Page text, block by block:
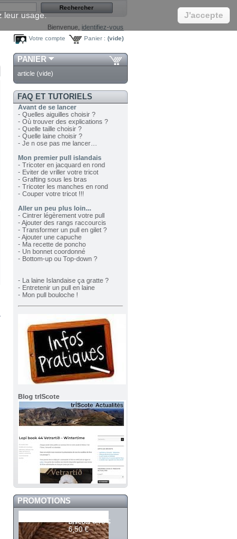
Bienvenue, identifiez-vous
Panier : (vide)
Votre compte
PANIER
article (vide)
FAQ ET TUTORIELS
Avant de se lancer
- Quelles aiguilles choisir ?
- Où trouver des explications ?
- Quelle taille choisir ?
- Quelle laine choisir ?
- Je n ose pas me lancer…
Mon premier pull islandais
- Tricoter en jacquard en rond
- Eviter de vriller votre tricot
- Grafting sous les bras
- Tricoter les manches en rond
- Couper votre tricot !!!
Aller un peu plus loin...
- Cintrer légèrement votre pull
- Ajouter des rangs raccourcis
- Transformer un pull en gilet ?
- Ajouter une capuche
- Ma recette de poncho
- Un bonnet coordonné
- Bottom-up ou Top-down ?
- La laine Islandaise ça gratte ?
- Entretenir un pull en laine
- Mon pull bouloche !
Blog trIScote
PROMOTIONS
Biscotti 6,70 €
6,50 €
leur usage. J'accepte